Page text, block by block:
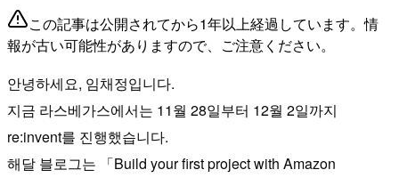
この記事は公開されてから1年以上経過しています。情
報が古い可能性がありますので、ご注意ください。
안녕하세요, 임채정입니다.
지금 라스베가스에서는 11월 28일부터 12월 2일까지
re:invent를 진행했습니다.
해달 블로그는 「Build your first project with Amazon